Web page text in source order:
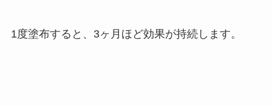
1度塗布すると、3ヶ月ほど効果が持続します。